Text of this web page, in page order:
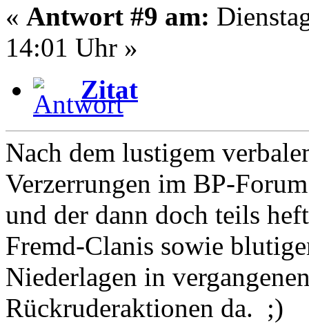
« Antwort #9 am:
14:01 Uhr »
Zitat
Nach dem lustigem
Verzerrungen im BP-Forum
und der dann doch teils
Fremd-Clanis sowie
Niederlagen in
Rückruderaktionen da. ;)